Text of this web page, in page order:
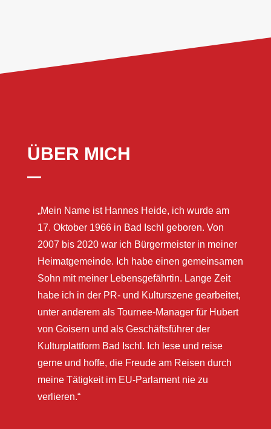
ÜBER MICH
„Mein Name ist Hannes Heide, ich wurde am
17. Oktober 1966 in Bad Ischl geboren. Von
2007 bis 2020 war ich Bürgermeister in meiner
Heimatgemeinde. Ich habe einen gemeinsamen
Sohn mit meiner Lebensgefährtin. Lange Zeit
habe ich in der PR- und Kulturszene gearbeitet,
unter anderem als Tournee-Manager für Hubert
von Goisern und als Geschäftsführer der
Kulturplattform Bad Ischl. Ich lese und reise
gerne und hoffe, die Freude am Reisen durch
meine Tätigkeit im EU-Parlament nie zu
verlieren.“